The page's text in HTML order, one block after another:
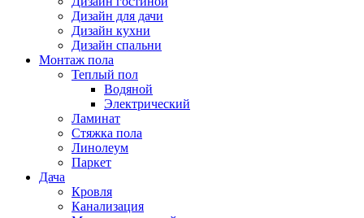
Дизайн для дачи
Дизайн кухни
Дизайн спальни
Монтаж пола
Теплый пол
Водяной
Электрический
Ламинат
Стяжка пола
Линолеум
Паркет
Дача
Кровля
Канализация